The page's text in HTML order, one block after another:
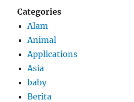
Categories
Alam
Animal
Applications
Asia
baby
Berita